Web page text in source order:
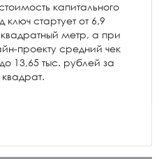
капитального
ключ стартует от 6,9
метр, а при
проекту средний чек
13,65 тыс. рублей за
квадрат.